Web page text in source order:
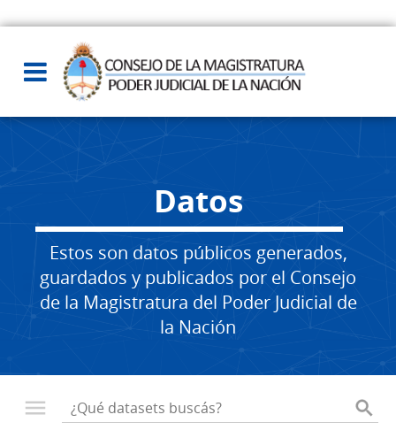
Datos
Estos son datos públicos generados,
guardados y publicados por el Consejo
de la Magistratura del Poder Judicial de
la Nación